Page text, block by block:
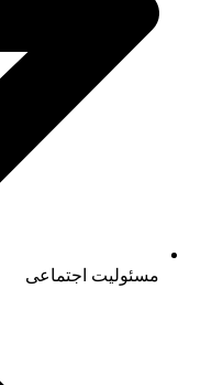
مسئولیت اجتماعی